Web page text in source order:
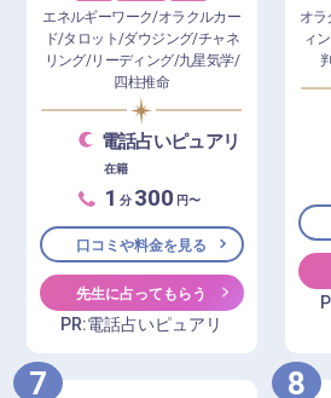
エネルギーワーク/オラクルカー
ド/タロット/ダウジング/チャネ
リング/リーディング/九星気学/
四柱推命
電話占いピュアリ
在籍
1 分 300 円〜
口コミや料金を見る
先生に占ってもらう
PR:電話占いピュアリ
オ
ィ
7 8